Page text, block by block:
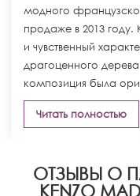
модного
продаже в 2013 году.
и чувственный
драгоценного
композиция была
Читать полностью
ОТЗЫВЫ О
KENZO